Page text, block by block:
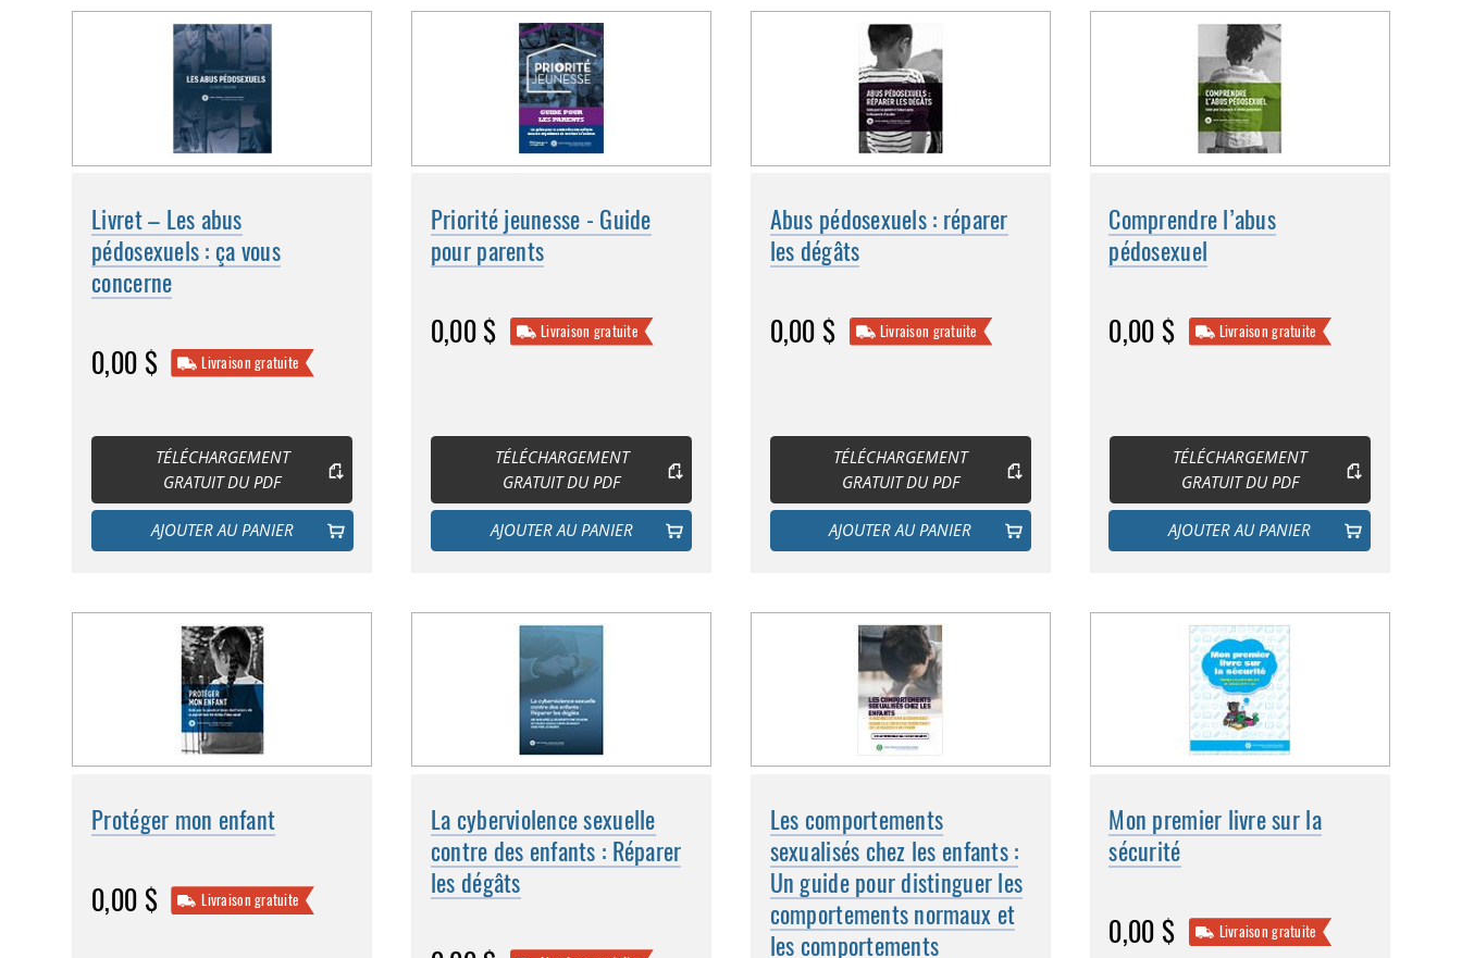
Livret – Les abus
pédosexuels : ça vous
concerne
0,00 $ Livraison gratuite
TÉLÉCHARGEMENT
GRATUIT DU PDF
AJOUTER AU PANIER
Priorité jeunesse - Guide
pour parents
0,00 $ Livraison gratuite
TÉLÉCHARGEMENT
GRATUIT DU PDF
AJOUTER AU PANIER
Abus pédosexuels : réparer
les dégâts
0,00 $ Livraison gratuite
TÉLÉCHARGEMENT
GRATUIT DU PDF
AJOUTER AU PANIER
Comprendre l’abus
pédosexuel
0,00 $ Livraison gratuite
TÉLÉCHARGEMENT
GRATUIT DU PDF
AJOUTER AU PANIER
Protéger mon enfant
0,00 $ Livraison gratuite
La cyberviolence sexuelle
contre des enfants : Réparer
les dégâts
Les comportements
sexualisés chez les enfants :
Un guide pour distinguer les
comportements normaux et
les comportements
Mon premier livre sur la
sécurité
0,00 $ Livraison gratuite